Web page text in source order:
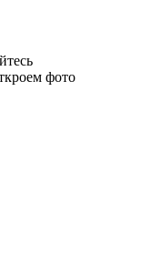
фото